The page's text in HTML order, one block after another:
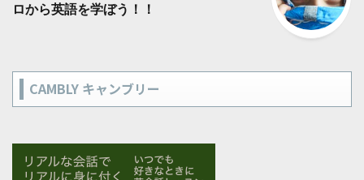
ロから英語を学ぼう！！
CAMBLY キャンブリー